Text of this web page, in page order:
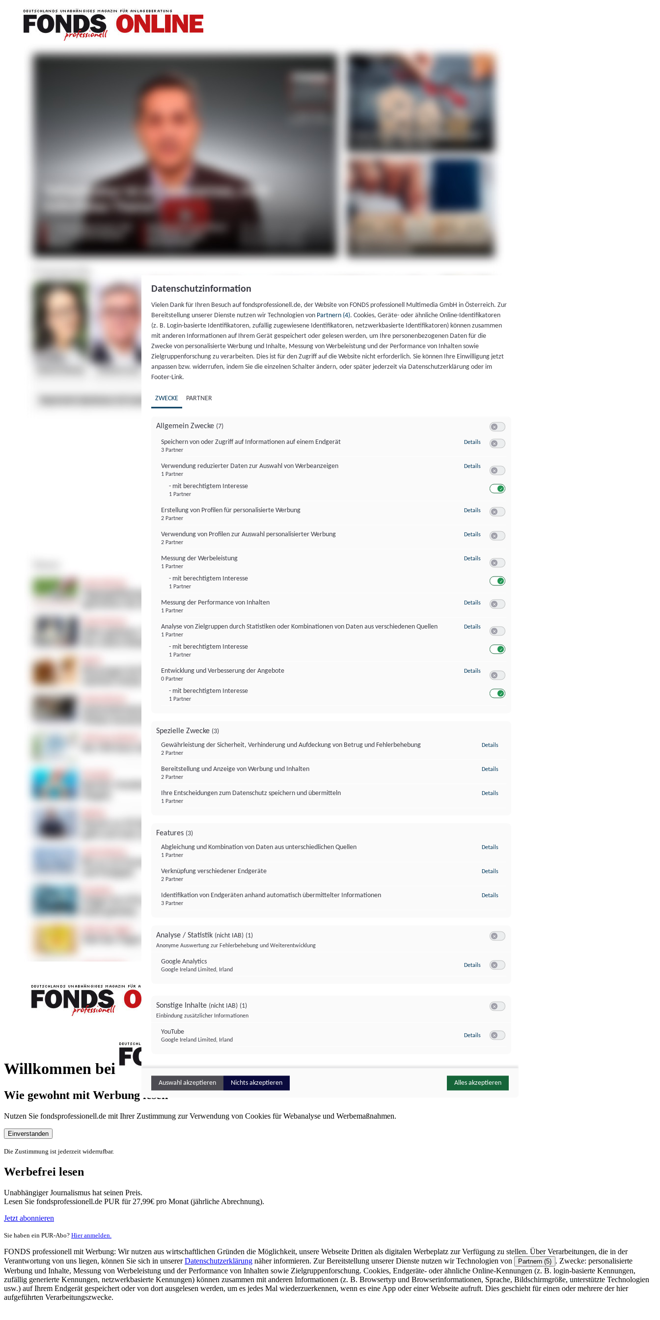
Willkommen bei
FONDS professionell
Wie gewohnt mit Werbung lesen
Nutzen Sie fondsprofessionell.de mit Ihrer Zustimmung zur Verwendung von Cookies für Webanalyse und Werbemaßnahmen.
Einverstanden
Die Zustimmung ist jederzeit widerrufbar.
Werbefrei lesen
Unabhängiger Journalismus hat seinen Preis.
Lesen Sie fondsprofessionell.de PUR für 27,99€ pro Monat (jährliche Abrechnung).
Jetzt abonnieren
Sie haben ein PUR-Abo? Hier anmelden.
FONDS professionell mit Werbung: Wir nutzen aus wirtschaftlichen Gründen die Möglichkeit, unsere Webseite Dritten als digitalen Werbeplatz zur Verfügung zu stellen. Über Verarbeitungen, die in der
Verantwortung von uns liegen, können Sie sich in unsererDatenschutzerklärung näher informieren. Zur Bereitstellung unserer Dienste nutzen wir Technologien von Partnern (5) . Zwecke: personalisierte
Werbung und Inhalte, Messung von Werbeleistung und der Performance von Inhalten sowie Zielgruppenforschung. Cookies, Endgeräte- oder ähnliche Online-Kennungen (z. B. login-basierte Kennungen,
zufällig generierte Kennungen, netzwerkbasierte Kennungen) können zusammen mit anderen Informationen (z. B. Browsertyp und Browserinformationen, Sprache, Bildschirmgröße, unterstützte Technologien
usw.) auf Ihrem Endgerät gespeichert oder von dort ausgelesen werden, um es jedes Mal wiederzuerkennen, wenn es eine App oder einer Webseite aufruft. Dies geschieht für einen oder mehrere der hier
aufgeführten Verarbeitungszwecke.
Datenschutzinformation
Vielen Dank für Ihren Besuch auf fondsprofessionell.de, der Website von FONDS professionell Multimedia GmbH in Österreich. Zur
Bereitstellung unserer Dienste nutzen wir Technologien von Partnern (4). Cookies, Geräte- oder ähnliche Online-Identifikatoren
(z. B. Login-basierte Identifikatoren, zufällig zugewiesene Identifikatoren, netzwerkbasierte Identifikatoren) können zusammen
mit anderen Informationen auf Ihrem Gerät gespeichert oder gelesen werden, um Ihre personenbezogenen Daten für die
Zwecke von personalisierte Werbung und Inhalte, Messung von Werbeleistung und der Performance von Inhalten sowie
Zielgruppenforschung zu verarbeiten. Dies ist für den Zugriff auf die Website nicht erforderlich. Sie können Ihre Einwilligung jetzt
anpassen bzw. widerrufen, indem Sie die einzelnen Schalter ändern, oder später jederzeit via Datenschutzerklärung oder im
Footer-Link.
ZWECKE PARTNER
Allgemein Zwecke (7)
Speichern von oder Zugriff auf Informationen auf einem Endgerät
3 Partner
Details zu Speichern von oder Zugriff auf Informationen auf einem Endgerät
Verwendung reduzierter Daten zur Auswahl von Werbeanzeigen
1 Partner
- mit berechtigtem Interesse
1 Partner
Details zu Verwendung reduzierter Daten zur Auswahl von Werbeanzeigen
Erstellung von Profilen für personalisierte Werbung
2 Partner
Details zu Erstellung von Profilen für personalisierte Werbung
Verwendung von Profilen zur Auswahl personalisierter Werbung
2 Partner
Details zu Verwendung von Profilen zur Auswahl personalisierter Werbung
Messung der Werbeleistung
1 Partner
- mit berechtigtem Interesse
1 Partner
Details zu Messung der Werbeleistung
Messung der Performance von Inhalten
1 Partner
Details zu Messung der Performance von Inhalten
Analyse von Zielgruppen durch Statistiken oder Kombinationen von Daten aus verschiedenen Quellen
1 Partner
- mit berechtigtem Interesse
1 Partner
Details zu Analyse von Zielgruppen durch Statistiken oder Kombinationen von
Entwicklung und Verbesserung der Angebote
0 Partner
- mit berechtigtem Interesse
1 Partner
Details zu Entwicklung und Verbesserung der Angebote
Spezielle Zwecke (3)
Gewährleistung der Sicherheit, Verhinderung und Aufdeckung von Betrug und Fehlerbehebung
2 Partner
Details
Bereitstellung und Anzeige von Werbung und Inhalten
2 Partner
Details
Ihre Entscheidungen zum Datenschutz speichern und übermitteln
1 Partner
Details
Features (3)
Abgleichung und Kombination von Daten aus unterschiedlichen Quellen
1 Partner
Details
Verknüpfung verschiedener Endgeräte
2 Partner
Details
Identifikation von Endgeräten anhand automatisch übermittelter Informationen
3 Partner
Details
Analyse / Statistik (nicht IAB) (1)
Anonyme Auswertung zur Fehlerbehebung und Weiterentwicklung
Google Analytics
Google Ireland Limited, Irland
Details zu Google Analytics
Sonstige Inhalte (nicht IAB) (1)
Einbindung zusätzlicher Informationen
YouTube
Google Ireland Limited, Irland
Details zu YouTube
Auswahl akzeptieren Nichts akzeptieren Alles akzeptieren